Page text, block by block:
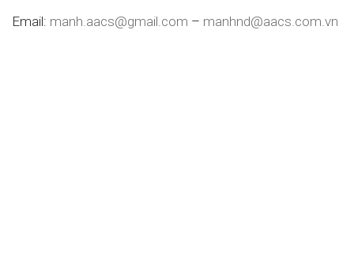
Email: manh.aacs@gmail.com – manhnd@aacs.com.vn